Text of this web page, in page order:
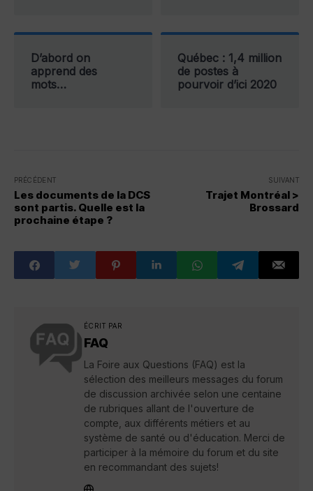
D’abord on
apprend des
mots…
Québec : 1,4 million
de postes à
pourvoir d’ici 2020
PRÉCÉDENT
Les documents de la DCS
sont partis. Quelle est la
prochaine étape ?
SUIVANT
Trajet Montréal >
Brossard
ÉCRIT PAR
FAQ
La Foire aux Questions (FAQ) est la
sélection des meilleurs messages du forum
de discussion archivée selon une centaine
de rubriques allant de l'ouverture de
compte, aux différents métiers et au
système de santé ou d'éducation. Merci de
participer à la mémoire du forum et du site
en recommandant des sujets!